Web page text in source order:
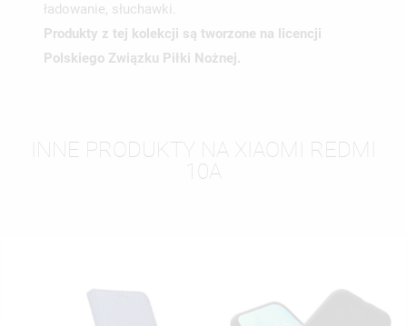
ładowanie, słuchawki.
Produkty z tej kolekcji są tworzone na licencji
Polskiego Związku Piłki Nożnej.
INNE PRODUKTY NA XIAOMI REDMI
10A